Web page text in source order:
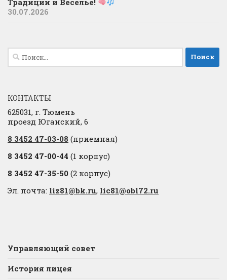
30.07.2026
Найти:
КОНТАКТЫ
625031, г. Тюмень
проезд Юганский, 6
8 3452 47-03-08 (приемная)
8 3452 47-00-44 (1 корпус)
8 3452 47-35-50 (2 корпус)
Эл. почта: liz81@bk.ru, lic81@obl72.ru
Управляющий совет
История лицея